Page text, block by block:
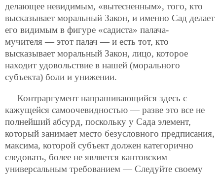
делающее невидимым, «вытесненным», того, кто
высказывает моральный Закон, и именно Сад делает
его видимым в фигуре «садиста» палача-
мучителя — этот палач — и есть тот, кто
высказывает моральный Закон, лицо, которое
находит удовольствие в нашей (морального
субъекта) боли и унижении.
Контраргумент напрашивающийся здесь с
кажущейся самоочевидностью — разве это все не
полнейший абсурд, поскольку у Сада элемент,
который занимает место безусловного предписания,
максима, которой субъект должен категорично
следовать, более не является кантовским
универсальным требованием — Следуйте своему